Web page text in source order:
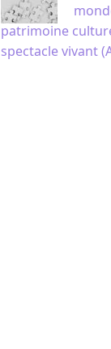
patrimoine
spectacle vivant